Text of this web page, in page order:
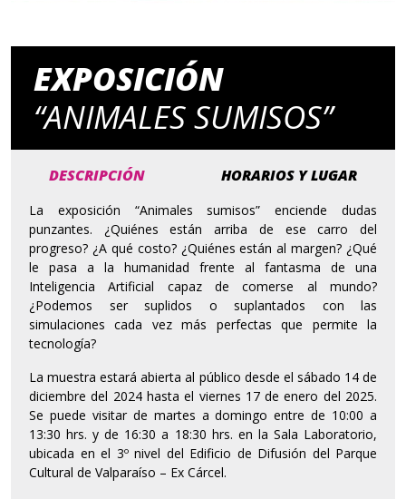
EXPOSICIÓN
“ANIMALES SUMISOS”
DESCRIPCIÓN HORARIOS Y LUGAR
La exposición “Animales sumisos” enciende dudas
punzantes. ¿Quiénes están arriba de ese carro del
progreso? ¿A qué costo? ¿Quiénes están al margen? ¿Qué
le pasa a la humanidad frente al fantasma de una
Inteligencia Artificial capaz de comerse al mundo?
¿Podemos ser suplidos o suplantados con las
simulaciones cada vez más perfectas que permite la
tecnología?
La muestra estará abierta al público desde el sábado 14 de
diciembre del 2024 hasta el viernes 17 de enero del 2025.
Se puede visitar de martes a domingo entre de 10:00 a
13:30 hrs. y de 16:30 a 18:30 hrs. en la Sala Laboratorio,
ubicada en el 3º nivel del Edificio de Difusión del Parque
Cultural de Valparaíso – Ex Cárcel.